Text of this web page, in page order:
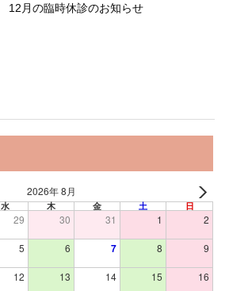
12月の臨時休診のお知らせ
2026年 8月
水 木 金 土 日
29 30 31 1 2
5 6 7 8 9
12 13 14 15 16